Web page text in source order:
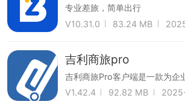
专业差旅，简单出行
V10.31.0
83.24 MB
吉利商旅pro
吉利商旅Pro客户端是一款为企
专业商务差旅的专属应用软件
V1.42.4 92.82 MB